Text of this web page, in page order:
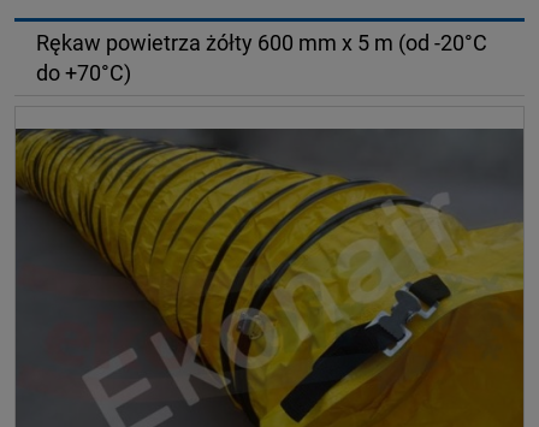
Rękaw powietrza żółty 600 mm x 5 m (od -20°C
do +70°C)